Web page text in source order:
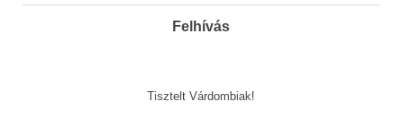
Felhívás
Tisztelt Várdombiak!